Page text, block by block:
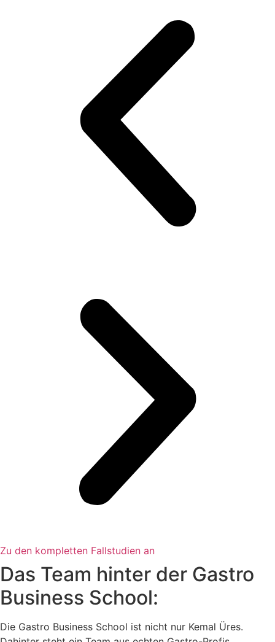
Zu den kompletten Fallstudien an
Das Team hinter der Gastro
Business School:
Die Gastro Business School ist nicht nur Kemal Üres.